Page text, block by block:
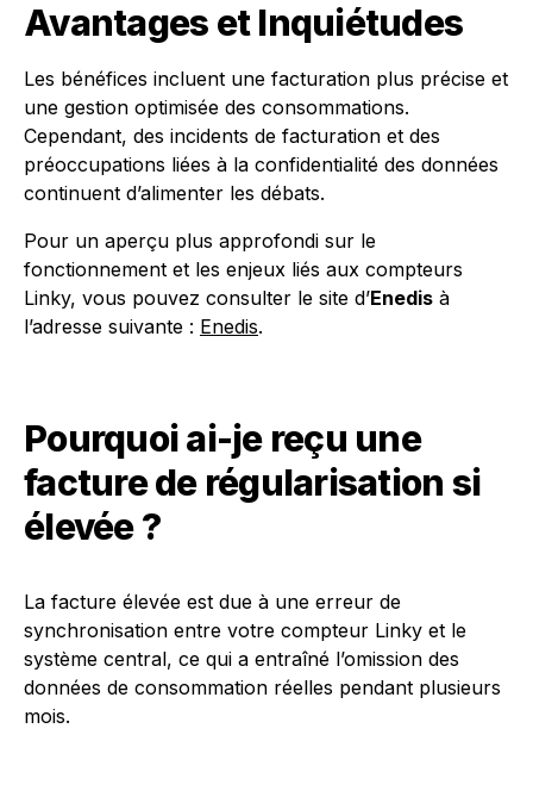
Avantages et Inquiétudes
Les bénéfices incluent une facturation plus précise et
une gestion optimisée des consommations.
Cependant, des incidents de facturation et des
préoccupations liées à la confidentialité des données
continuent d’alimenter les débats.
Pour un aperçu plus approfondi sur le
fonctionnement et les enjeux liés aux compteurs
Linky, vous pouvez consulter le site d’Enedis à
l’adresse suivante : Enedis.
Pourquoi ai-je reçu une
facture de régularisation si
élevée ?
La facture élevée est due à une erreur de
synchronisation entre votre compteur Linky et le
système central, ce qui a entraîné l’omission des
données de consommation réelles pendant plusieurs
mois.